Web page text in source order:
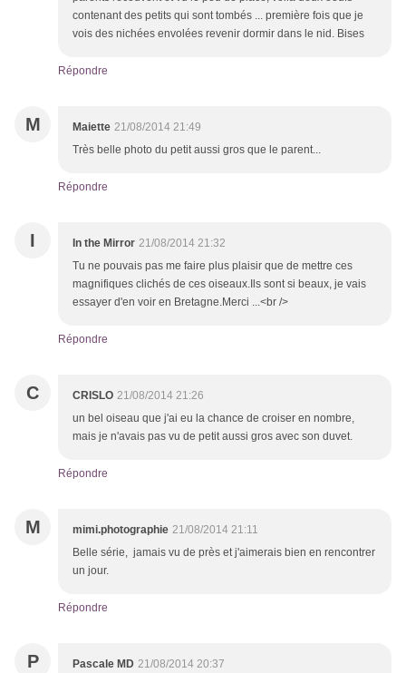
contenant des petits qui sont tombés ... première fois que je
vois des nichées envolées revenir dormir dans le nid. Bises
Répondre
M Maiette 21/08/2014 21:49
Très belle photo du petit aussi gros que le parent...
Répondre
I In the Mirror 21/08/2014 21:32
Tu ne pouvais pas me faire plus plaisir que de mettre ces
magnifiques clichés de ces oiseaux.Ils sont si beaux, je vais
essayer d'en voir en Bretagne.Merci ...<br />
Répondre
C CRISLO 21/08/2014 21:26
un bel oiseau que j'ai eu la chance de croiser en nombre,
mais je n'avais pas vu de petit aussi gros avec son duvet.
Répondre
M mimi.photographie 21/08/2014 21:11
Belle série, jamais vu de près et j'aimerais bien en rencontrer
un jour.
Répondre
P Pascale MD 21/08/2014 20:37